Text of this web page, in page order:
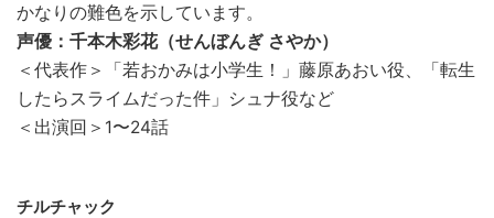
かなりの難色を示しています。
声優：千本木彩花（せんぼんぎ さやか）
＜代表作＞「若おかみは小学生！」藤原あおい役、「転生
したらスライムだった件」シュナ役など
＜出演回＞1〜24話
チルチャック